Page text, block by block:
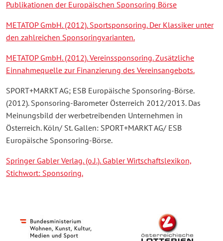
Publikationen der Europäischen Sponsoring Börse
METATOP GmbH. (2012). Sportsponsoring. Der Klassiker unter
den zahlreichen Sponsoringvarianten.
METATOP GmbH. (2012). Vereinssponsoring. Zusätzliche
Einnahmequelle zur Finanzierung des Vereinsangebots.
SPORT+MARKT AG; ESB Europäische Sponsoring-Börse.
(2012). Sponsoring-Barometer Österreich 2012/2013. Das
Meinungsbild der werbetreibenden Unternehmen in
Österreich. Köln/ St. Gallen: SPORT+MARKT AG/ ESB
Europäische Sponsoring-Börse.
Springer Gabler Verlag. (o.J.). Gabler Wirtschaftslexikon,
Stichwort: Sponsoring.